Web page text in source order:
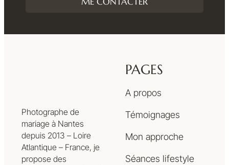
Photographe de
mariage à Nantes
depuis 2013 – Loire
Atlantique – France, je
propose des
PAGES
A propos
Témoignages
Mon approche
Séances lifestyle